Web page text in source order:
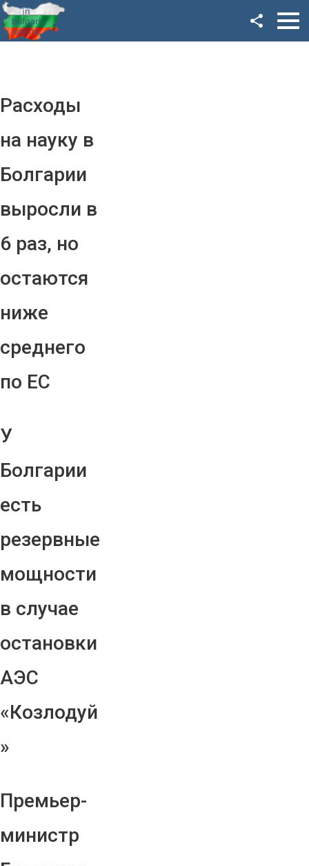
Расходы
на науку в
Болгарии
выросли в
6 раз, но
остаются
ниже
среднего
по ЕС
У
Болгарии
есть
резервные
мощности
в случае
остановки
АЭС
«Козлодуй
»
Премьер-
министр